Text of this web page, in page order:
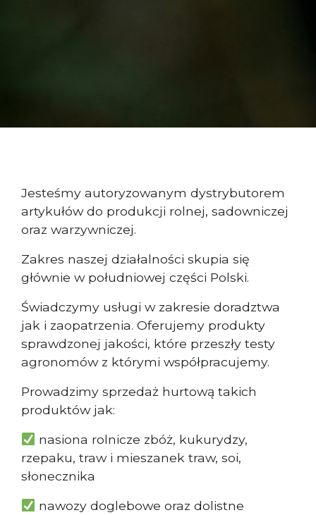
Jesteśmy autoryzowanym dystrybutorem
artykułów do produkcji rolnej, sadowniczej
oraz warzywniczej.
Zakres naszej działalności skupia się
głównie w południowej części Polski.
Świadczymy usługi w zakresie doradztwa
jak i zaopatrzenia. Oferujemy produkty
sprawdzonej jakości, które przeszły testy
agronomów z którymi współpracujemy.
Prowadzimy sprzedaż hurtową takich
produktów jak:
nasiona rolnicze zbóż, kukurydzy,
rzepaku, traw i mieszanek traw, soi,
słonecznika
nawozy doglebowe oraz dolistne